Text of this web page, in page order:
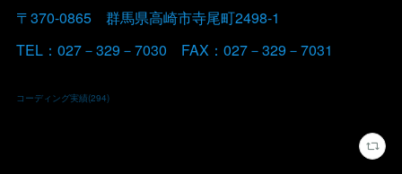
〒370-0865 群馬県高崎市寺尾町2498-1
TEL：027－329－7030 FAX：027－329－7031
コーディング実績(294)